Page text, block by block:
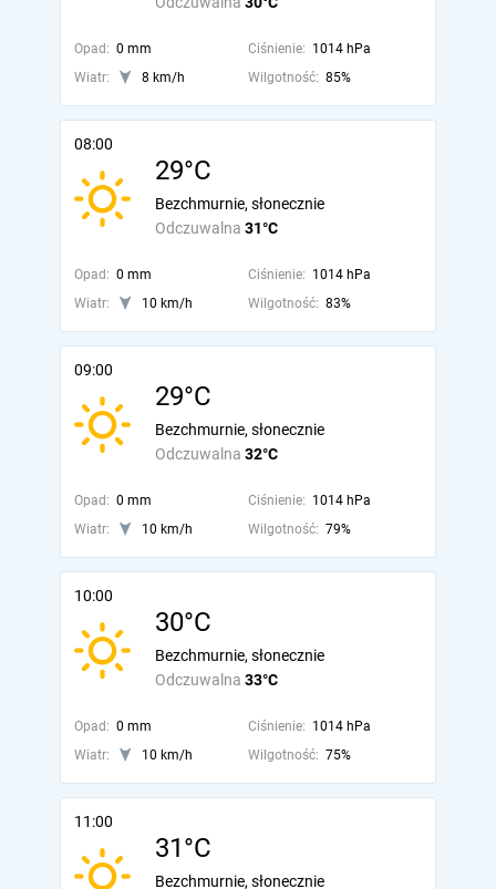
Opad: 0 mm Ciśnienie: 1014 hPa
Wiatr:
8 km/h Wilgotność: 85%
08:00
29°C
Odczuwalna 31°C
Bezchmurnie, słonecznie
Opad: 0 mm Ciśnienie: 1014 hPa
Wiatr:
10 km/h Wilgotność: 83%
09:00
29°C
Odczuwalna 32°C
Bezchmurnie, słonecznie
Opad: 0 mm Ciśnienie: 1014 hPa
Wiatr:
10 km/h Wilgotność: 79%
10:00
30°C
Odczuwalna 33°C
Bezchmurnie, słonecznie
Opad: 0 mm Ciśnienie: 1014 hPa
Wiatr:
10 km/h Wilgotność: 75%
11:00
31°C
Bezchmurnie, słonecznie